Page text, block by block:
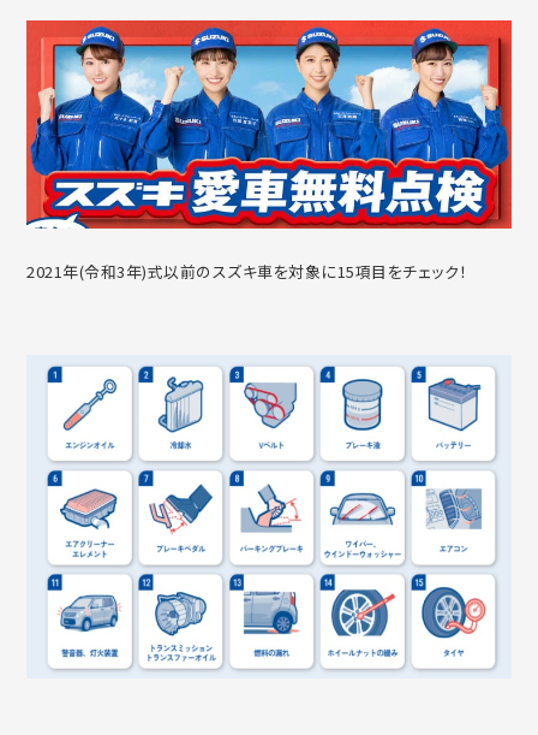
2021年(令和3年)式以前のスズキ車を対象に15項目をチェック！